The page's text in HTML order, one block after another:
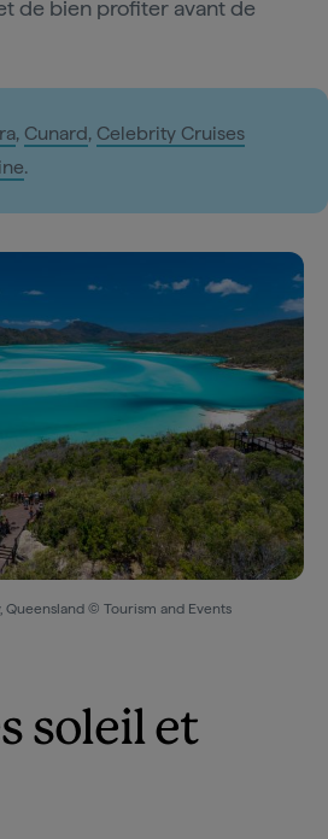
de bien profiter avant de
, Cunard, Celebrity Cruises
.
Queensland © Tourism and Events
soleil et